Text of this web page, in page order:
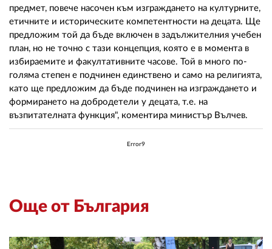
предмет, повече насочен към изграждането на културните,
етичните и историческите компетентности на децата. Ще
предложим той да бъде включен в задължителния учебен
план, но не точно с тази концепция, която е в момента в
избираемите и факултативните часове. Той в много по-
голяма степен е подчинен единствено и само на религията,
като ще предложим да бъде подчинен на изграждането и
формирането на добродетели у децата, т.е. на
възпитателната функция", коментира министър Вълчев.
Error9
Още от България
02 975 20 35